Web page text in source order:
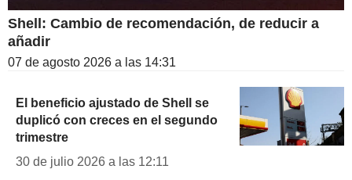
Shell: Cambio de recomendación, de reducir a
añadir
07 de agosto 2026 a las 14:31
El beneficio ajustado de Shell se
duplicó con creces en el segundo
trimestre
30 de julio 2026 a las 12:11